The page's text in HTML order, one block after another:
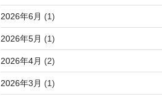
2026年6月 (1)
2026年5月 (1)
2026年4月 (2)
2026年3月 (1)